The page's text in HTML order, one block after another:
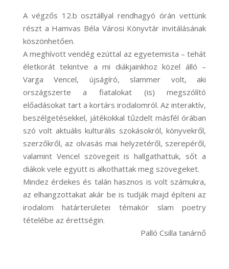
A végzős 12.b osztállyal rendhagyó órán vettünk
részt a Hamvas Béla Városi Könyvtár invitálásának
köszönhetően.
A meghívott vendég ezúttal az egyetemista – tehát
életkorát tekintve a mi diákjainkhoz közel álló –
Varga Vencel, újságíró, slammer volt, aki
országszerte a fiatalokat (is) megszólító
előadásokat tart a kortárs irodalomról. Az interaktív,
beszélgetésekkel, játékokkal tűzdelt másfél órában
szó volt aktuális kulturális szokásokról, könyvekről,
szerzőkről, az olvasás mai helyzetéről, szerepéről,
valamint Vencel szövegeit is hallgathattuk, sőt a
diákok vele együtt is alkothattak meg szövegeket.
Mindez érdekes és talán hasznos is volt számukra,
az elhangzottakat akár be is tudják majd építeni az
irodalom határterületei témakör slam poetry
tételébe az érettségin.
Palló Csilla tanárnő